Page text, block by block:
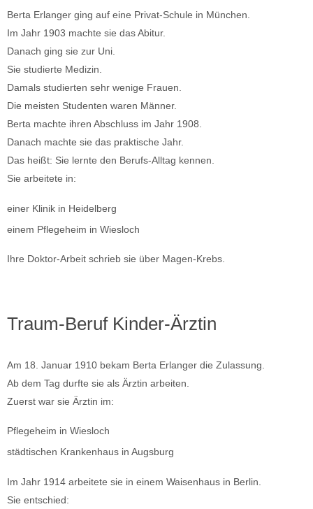
Berta Erlanger ging auf eine Privat-Schule in München.
Im Jahr 1903 machte sie das Abitur.
Danach ging sie zur Uni.
Sie studierte Medizin.
Damals studierten sehr wenige Frauen.
Die meisten Studenten waren Männer.
Berta machte ihren Abschluss im Jahr 1908.
Danach machte sie das praktische Jahr.
Das heißt: Sie lernte den Berufs-Alltag kennen.
Sie arbeitete in:
einer Klinik in Heidelberg
einem Pflegeheim in Wiesloch
Ihre Doktor-Arbeit schrieb sie über Magen-Krebs.
Traum-Beruf Kinder-Ärztin
Am 18. Januar 1910 bekam Berta Erlanger die Zulassung.
Ab dem Tag durfte sie als Ärztin arbeiten.
Zuerst war sie Ärztin im:
Pflegeheim in Wiesloch
städtischen Krankenhaus in Augsburg
Im Jahr 1914 arbeitete sie in einem Waisenhaus in Berlin.
Sie entschied: